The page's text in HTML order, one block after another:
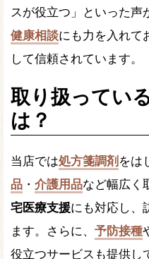
スが役立つ」といった声
健康相談にも力を入れて
して信頼されています。
取り扱ってい
は？
当店では処方箋調剤 をは
品 ・ 介護用品など幅広く
宅医療支援にも対応し、
ます。さらに、 予防接種
役立つサービスも提供し